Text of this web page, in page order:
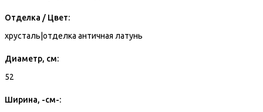
Отделка / Цвет:
хрусталь|отделка античная латунь
Диаметр, см:
52
Ширина, -см-: